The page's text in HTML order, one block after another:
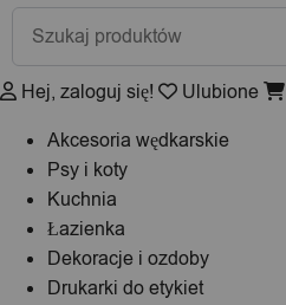
Wyszukiwarka
produktów
Hej, zaloguj się! Ulubione
Akcesoria wędkarskie
Psy i koty
Kuchnia
Łazienka
Dekoracje i ozdoby
Drukarki do etykiet